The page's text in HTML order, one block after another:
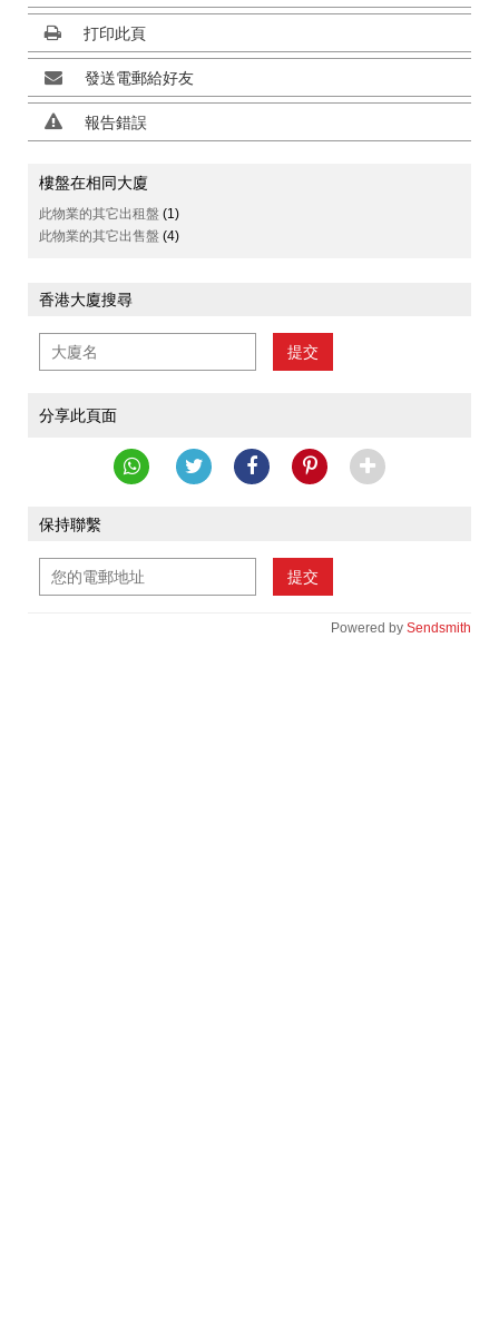
打印此頁
發送電郵給好友
報告錯誤
樓盤在相同大廈
此物業的其它出租盤 (1)
此物業的其它出售盤 (4)
香港大廈搜尋
提交
分享此頁面
保持聯繫
提交
Powered by Sendsmith